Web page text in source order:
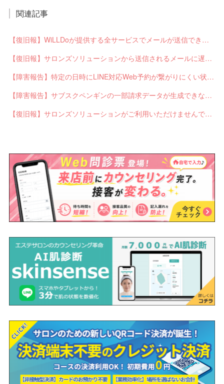
関連記事
【復旧報】WiLLDoが提供する全サービスでメールが送信できない不具合が発生していました
【復旧報】サロンズソリューションから送信されるメールに遅延が発生していました
【障害報告】特定の日時にLINE対応Web予約が繋がりにくい状態が発生していました
【障害報告】サブスクペンギンの一部請求データが生成できない不具合が発生していました
【復旧報】サロンズソリューションがご利用いただけませんでした（4/16追記）